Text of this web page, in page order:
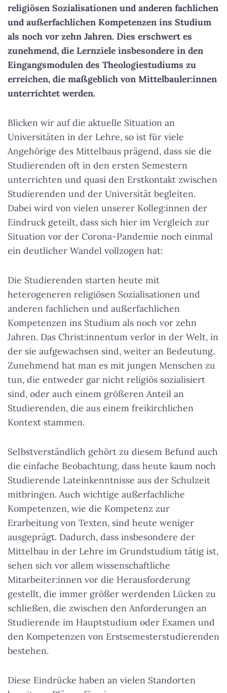
religiösen Sozialisationen und anderen fachlichen
und außerfachlichen Kompetenzen ins Studium
als noch vor zehn Jahren. Dies erschwert es
zunehmend, die Lernziele insbesondere in den
Eingangsmodulen des Theologiestudiums zu
erreichen, die maßgeblich von Mittelbauler:innen
unterrichtet werden.
Blicken wir auf die aktuelle Situation an
Universitäten in der Lehre, so ist für viele
Angehörige des Mittelbaus prägend, dass sie die
Studierenden oft in den ersten Semestern
unterrichten und quasi den Erstkontakt zwischen
Studierenden und der Universität begleiten.
Dabei wird von vielen unserer Kolleg:innen der
Eindruck geteilt, dass sich hier im Vergleich zur
Situation vor der Corona-Pandemie noch einmal
ein deutlicher Wandel vollzogen hat:
Die Studierenden starten heute mit
heterogeneren religiösen Sozialisationen und
anderen fachlichen und außerfachlichen
Kompetenzen ins Studium als noch vor zehn
Jahren. Das Christ:innentum verlor in der Welt, in
der sie aufgewachsen sind, weiter an Bedeutung.
Zunehmend hat man es mit jungen Menschen zu
tun, die entweder gar nicht religiös sozialisiert
sind, oder auch einem größeren Anteil an
Studierenden, die aus einem freikirchlichen
Kontext stammen.
Selbstverständlich gehört zu diesem Befund auch
die einfache Beobachtung, dass heute kaum noch
Studierende Lateinkenntnisse aus der Schulzeit
mitbringen. Auch wichtige außerfachliche
Kompetenzen, wie die Kompetenz zur
Erarbeitung von Texten, sind heute weniger
ausgeprägt. Dadurch, dass insbesondere der
Mittelbau in der Lehre im Grundstudium tätig ist,
sehen sich vor allem wissenschaftliche
Mitarbeiter:innen vor die Herausforderung
gestellt, die immer größer werdenden Lücken zu
schließen, die zwischen den Anforderungen an
Studierende im Hauptstudium oder Examen und
den Kompetenzen von Erstsemesterstudierenden
bestehen.
Diese Eindrücke haben an vielen Standorten